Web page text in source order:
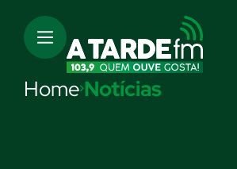
Home Notícias